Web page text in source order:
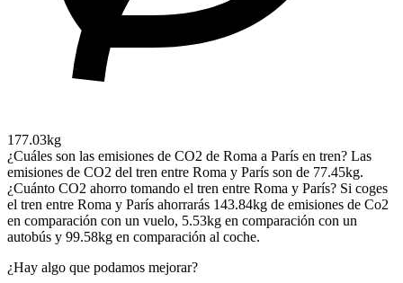
177.03kg
¿Cuáles son las emisiones de CO2 de Roma a París en tren? Las
emisiones de CO2 del tren entre Roma y París son de 77.45kg.
¿Cuánto CO2 ahorro tomando el tren entre Roma y París? Si coges
el tren entre Roma y París ahorrarás 143.84kg de emisiones de Co2
en comparación con un vuelo, 5.53kg en comparación con un
autobús y 99.58kg en comparación al coche.
¿Hay algo que podamos mejorar?